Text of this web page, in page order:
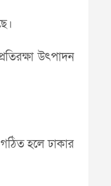
উৎপাদন
হলে ঢাকার